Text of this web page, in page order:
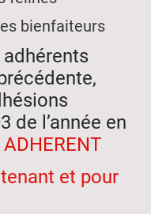
bienfaiteurs
de l’année en
ADHERENT
et pour